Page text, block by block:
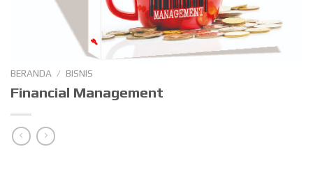
BERANDA / BISNIS
Financial Management